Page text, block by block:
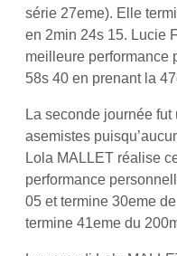
série 27eme). Elle
en 2min 24s 15. Lucie
meilleure performance
58s 40 en prenant la
La seconde journée
asemistes
Lola MALLET réalise
performance
05 et termine 30eme
termine 41eme du